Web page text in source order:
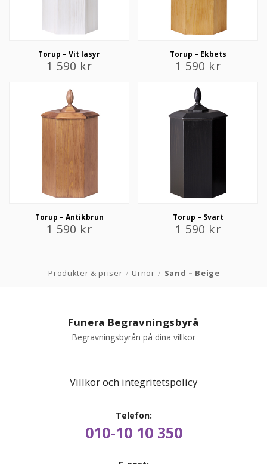
Torup – Vit lasyr
1 590 kr
Torup – Ekbets
1 590 kr
Torup – Antikbrun
1 590 kr
Torup – Svart
1 590 kr
Produkter & priser / Urnor / Sand – Beige
Funera Begravningsbyrå
Begravningsbyrån på dina villkor
Villkor och integritetspolicy
Telefon:
010-10 10 350